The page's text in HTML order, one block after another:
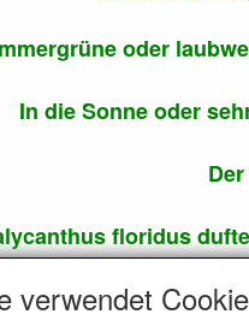
oder
In die Sonne oder
floridus
die zumeist im
riechen intensiv nach
verwendet